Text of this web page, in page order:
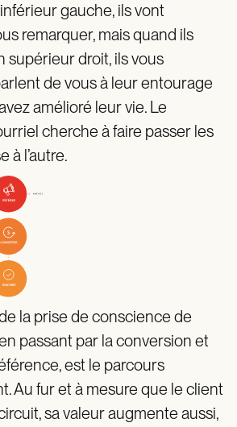
gauche, ils vont
remarquer, mais quand ils
supérieur droit, ils vous
de vous à leur entourage
amélioré leur vie. Le
cherche à faire passer les
à l’autre.
la prise de conscience de
passant par la conversion et
est le parcours
Au fur et à mesure que le client
sa valeur augmente aussi,